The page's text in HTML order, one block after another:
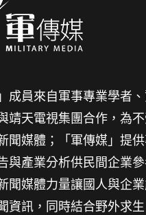
成員來自軍事專業學者
靖天電視集團合作，為
聞媒體；「軍傳媒」提
與產業分析供民間企業
聞媒體力量讓國人與企
資訊，同時結合野外求